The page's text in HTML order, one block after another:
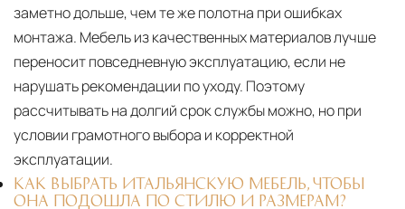
заметно дольше, чем те же полотна при ошибках
монтажа. Мебель из качественных материалов лучше
переносит повседневную эксплуатацию, если не
нарушать рекомендации по уходу. Поэтому
рассчитывать на долгий срок службы можно, но при
условии грамотного выбора и корректной
эксплуатации.
КАК ВЫБРАТЬ ИТАЛЬЯНСКУЮ МЕБЕЛЬ, ЧТОБЫ
ОНА ПОДОШЛА ПО СТИЛЮ И РАЗМЕРАМ?